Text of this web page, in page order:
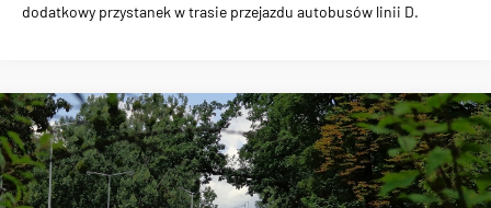
dodatkowy przystanek w trasie przejazdu autobusów linii D.